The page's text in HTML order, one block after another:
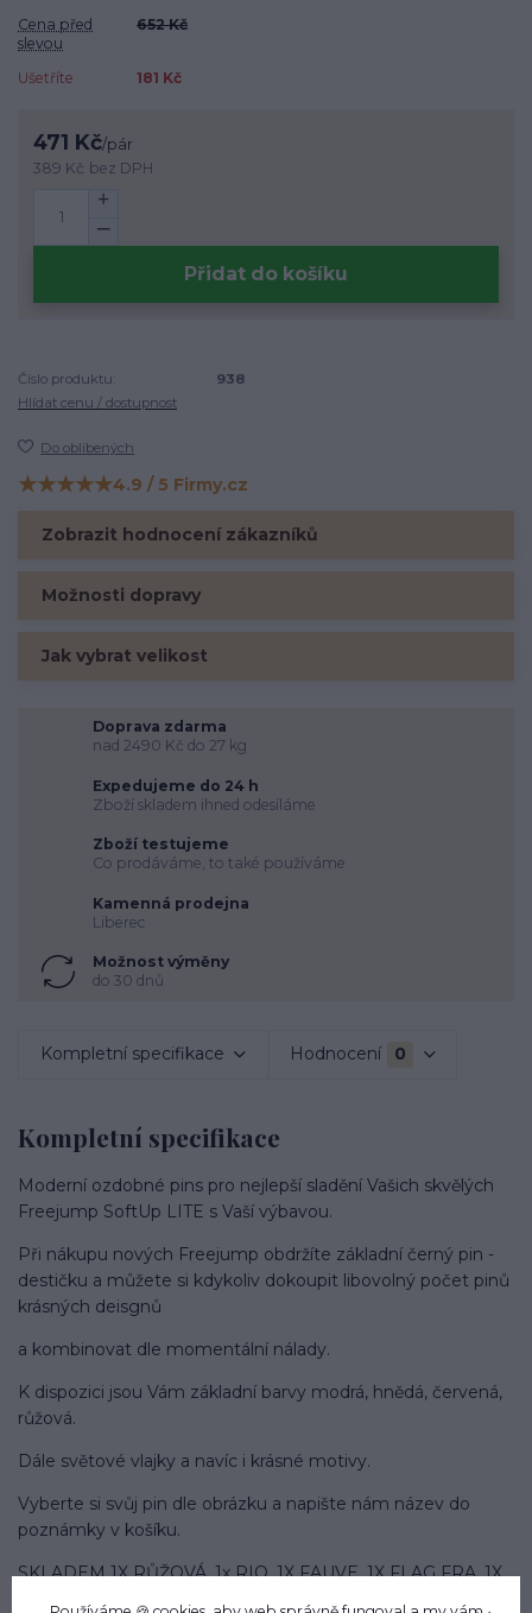
Cena před
slevou
652 Kč
Ušetříte 181 Kč
471 Kč/pár
389 Kč bez DPH
Přidat do košíku
Číslo produktu:
938
Hlídat cenu / dostupnost
Do oblíbených
Hodnocení na Firmy.cz
★★★★★4.9 / 5 Firmy.cz
Zobrazit hodnocení zákazníků
Možnosti dopravy
Jak vybrat velikost
Doprava zdarma
nad 2490 Kč do 27 kg
Expedujeme do 24 h
Zboží skladem ihned odesíláme
Zboží testujeme
Co prodáváme, to také používáme
Kamenná prodejna
Liberec
Možnost výměny
do 30 dnů
Kompletní specifikace Hodnocení 0
Kompletní specifikace
Moderní ozdobné pins pro nejlepší sladění Vašich skvělých
Freejump SoftUp LITE s Vaší výbavou.
Při nákupu nových Freejump obdržíte základní černý pin -
destičku a můžete si kdykoliv dokoupit libovolný počet pinů
krásných deisgnů
a kombinovat dle momentální nálady.
K dispozici jsou Vám základní barvy modrá, hnědá, červená,
růžová.
Dále světové vlajky a navíc i krásné motivy.
Vyberte si svůj pin dle obrázku a napište nám název do
poznámky v košíku.
SKLADEM 1X RŮŽOVÁ, 1x RIO, 1X FAUVE, 1X FLAG FRA, 1X